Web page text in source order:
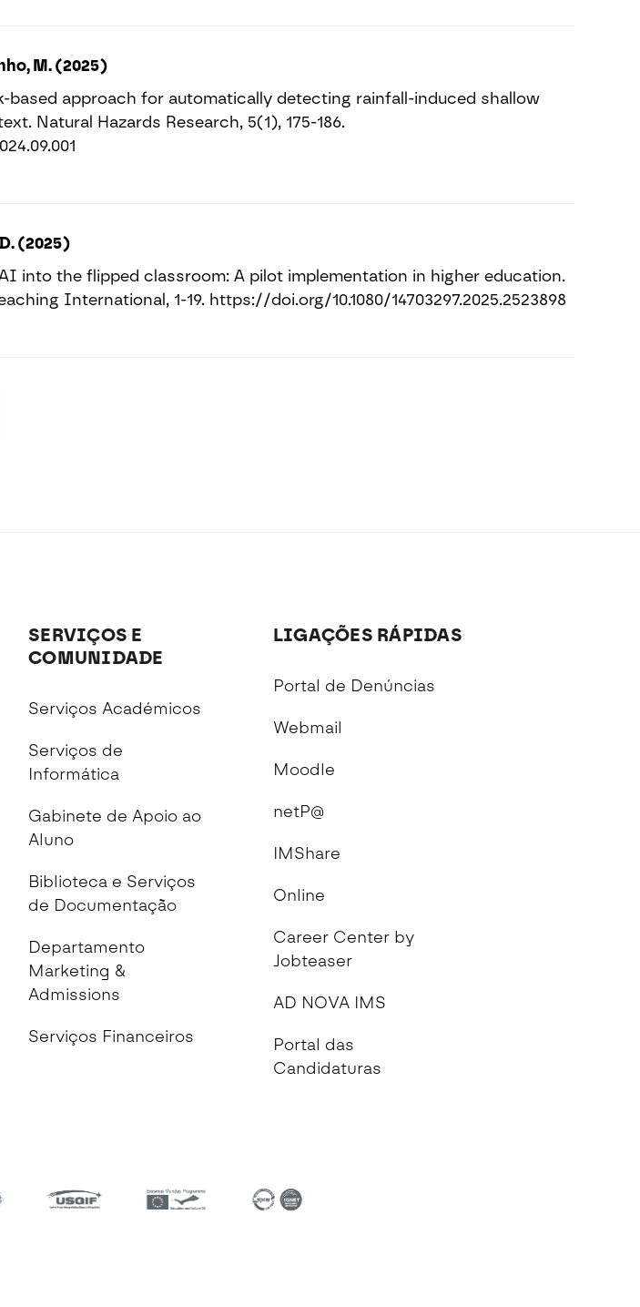
M. (2025)
based approach for automatically detecting rainfall-induced shallow
Natural Hazards Research, 5(1), 175-186.
(2025)
into the flipped classroom: A pilot implementation in higher education.
International, 1-19. https://doi.org/10.1080/14703297.2025.2523898
SERVIÇOS E
COMUNIDADE
Serviços Académicos
Serviços de
Informática
Gabinete de Apoio ao
Aluno
Biblioteca e Serviços
de Documentação
Departamento
Marketing &
Admissions
Serviços Financeiros
LIGAÇÕES RÁPIDAS
Portal de Denúncias
Webmail
Moodle
netP@
IMShare
Online
Career Center by
Jobteaser
AD NOVA IMS
Portal das
Candidaturas